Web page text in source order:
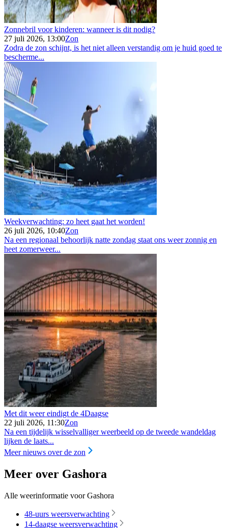
Zonnebril voor kinderen: wanneer is dit nodig?
27 juli 2026, 13:00Zon
Zodra de zon schijnt, is het niet alleen verstandig om je huid goed te
bescherme...
Weekverwachting: zo heet gaat het worden!
26 juli 2026, 10:40Zon
Na een regionaal behoorlijk natte zondag staat ons weer zonnig en
heet zomerweer...
Met dit weer eindigt de 4Daagse
22 juli 2026, 11:30Zon
Na een tijdelijk wisselvalliger weerbeeld op de tweede wandeldag
lijken de laats...
Meer nieuws over de zon
Meer over Gashora
Alle weerinformatie voor Gashora
48-uurs weersverwachting
14-daagse weersverwachting